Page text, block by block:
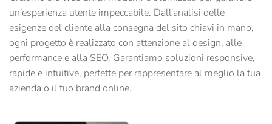
un’esperienza utente impeccabile. Dall'analisi delle
esigenze del cliente alla consegna del sito chiavi in mano,
ogni progetto è realizzato con attenzione al design, alle
performance e alla SEO. Garantiamo soluzioni responsive,
rapide e intuitive, perfette per rappresentare al meglio la tua
azienda o il tuo brand online.